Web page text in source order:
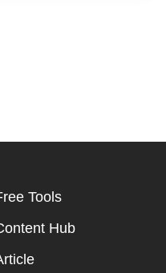
Tools
Hub